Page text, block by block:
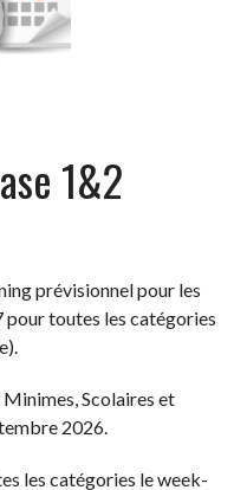
1&2
prévisionnel pour les
pour toutes les catégories
Scolaires et
2026.
les catégories le week-